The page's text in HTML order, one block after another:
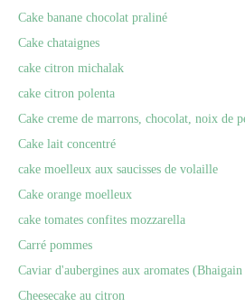
Cake banane chocolat praliné
Cake chataignes
cake citron michalak
cake citron polenta
Cake creme de marrons, chocolat, noix de
Cake lait concentré
cake moelleux aux saucisses de volaille
Cake orange moelleux
cake tomates confites mozzarella
Carré pommes
Caviar d'aubergines aux aromates
Cheesecake au citron